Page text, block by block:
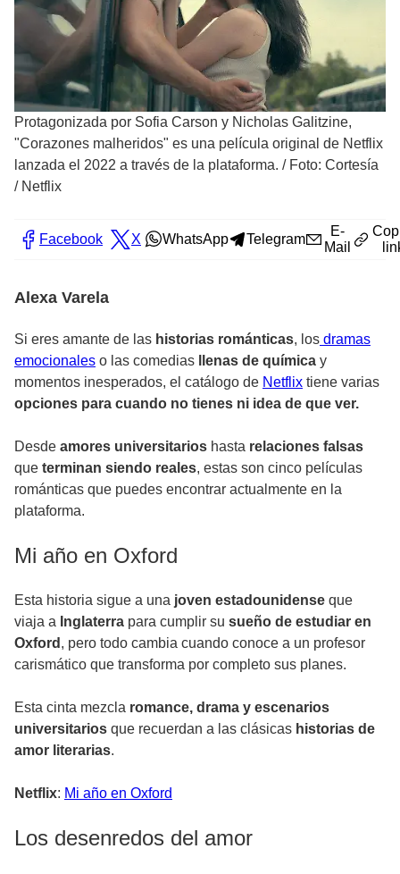
Protagonizada por Sofia Carson y Nicholas Galitzine,
"Corazones malheridos" es una película original de Netflix
lanzada el 2022 a través de la plataforma. / Foto: Cortesía
/ Netflix
Facebook X WhatsApp Telegram
E-
Mail
Alexa Varela
Si eres amante de las historias románticas, los dramas
emocionales o las comedias llenas de química y
momentos inesperados, el catálogo de Netflix tiene varias
opciones para cuando no tienes ni idea de que ver.
Desde amores universitarios hasta relaciones falsas
que terminan siendo reales, estas son cinco películas
románticas que puedes encontrar actualmente en la
plataforma.
Mi año en Oxford
Esta historia sigue a una joven estadounidense que
viaja a Inglaterra para cumplir su sueño de estudiar en
Oxford , pero todo cambia cuando conoce a un profesor
carismático que transforma por completo sus planes.
Esta cinta mezcla romance, drama y escenarios
universitarios que recuerdan a las clásicas historias de
amor literarias.
Netflix: Mi año en Oxford
Los desenredos del amor